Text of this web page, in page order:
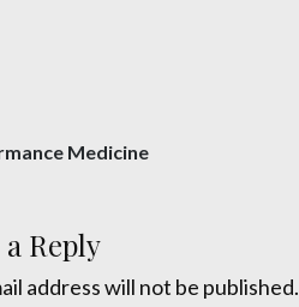
Medicine
Reply
address will not be published.